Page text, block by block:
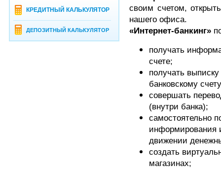
КРЕДИТНЫЙ КАЛЬКУЛЯТОР
ДЕПОЗИТНЫЙ КАЛЬКУЛЯТОР
своим счетом,
нашего офиса.
«Интернет-банкинг»
получать
счете;
получать
банковскому
совершать
(внутри банка);
самостоятельно
информирования
движении
создать
магазинах;